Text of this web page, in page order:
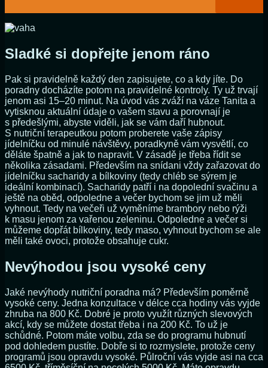
Sladké si dopřejte jenom ráno
Pak si pravidelně každý den zapisujete, co a kdy jíte. Do
poradny docházíte potom na pravidelné kontroly. Ty už trvají
jenom asi 15–20 minut. Na úvod vás zváží na váze Tanita a
vytisknou aktuální údaje o vašem stavu a porovnají je
s předešlými, abyste viděli, jak se vám daří hubnout.
S nutriční terapeutkou potom proberete vaše zápisy
jídelníčku od minulé návštěvy, poradkyně vám vysvětlí, co
děláte špatně a jak to napravit. V zásadě je třeba řídit se
několika zásadami. Především na snídani vždy zařazovat do
jídelníčku sacharidy a bílkoviny (tedy chléb se sýrem je
ideální kombinací). Sacharidy patří i na dopolední svačinu a
ještě na oběd, odpoledne a večer bychom se jim už měli
vyhnout. Tedy na večeři už vyměníme brambory nebo rýži
k masu jenom za vařenou zeleninu. Odpoledne a večer si
můžeme dopřát bílkoviny, tedy maso, vyhnout bychom se ale
měli také ovoci, protože obsahuje cukr.
Nevýhodou jsou vysoké ceny
Jaké nevýhody nutriční poradna má? Především poměrně
vysoké ceny. Jedna konzultace v délce cca hodiny vás vyjde
zhruba na 800 Kč. Dobré je proto využít různých slevových
akcí, kdy se můžete dostat třeba i na 200 Kč. To už je
schůdné. Potom máte volbu, zda se do programu hubnutí
pod dohledem pustíte. Dobře si to rozmyslete, protože ceny
programů jsou opravdu vysoké. Půlroční vás vyjde asi na cca